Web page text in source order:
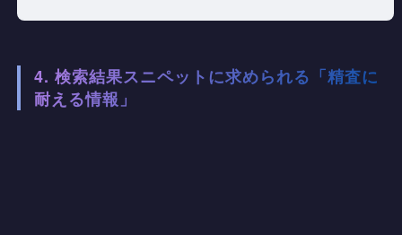
4. 検索結果スニペットに求められる「精査に
耐える情報」